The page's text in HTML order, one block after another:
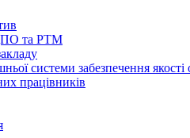
та РТМ
системи забезпечення якості
працівників